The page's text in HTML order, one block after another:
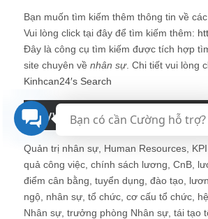
Bạn muốn tìm kiếm thêm thông tin về
Vui lòng click tại đây để tìm kiếm thêm:
Đây là công cụ tìm kiếm được tích hợp
site chuyên về nhân sự. Chi tiết vui lòng
Kinhcan24′s Search
Keyword của Blog
Quản trị nhân sự, Human Resources,
quả công việc, chính sách lương, CnB,
điểm cân bằng, tuyển dụng, đào tạo,
ngộ, nhân sự, tổ chức, cơ cấu tổ chức,
Nhân sự, trưởng phòng Nhân sự, tái tạo
Bạn có cần Cường hỗ trợ?